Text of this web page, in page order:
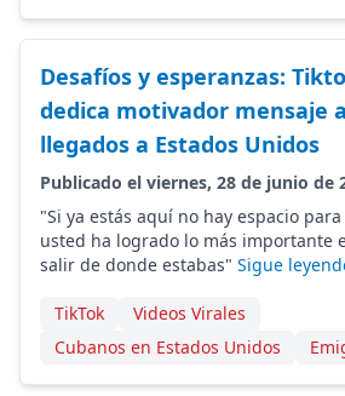
Desafíos y esperanzas:
dedica motivador mensaje
llegados a Estados Unidos
Publicado el viernes, 28 de junio de
"Si ya estás aquí no hay espacio
usted ha logrado lo más importante
salir de donde estabas" Sigue
TikTok
Videos Virales
Cubanos en Estados Unidos